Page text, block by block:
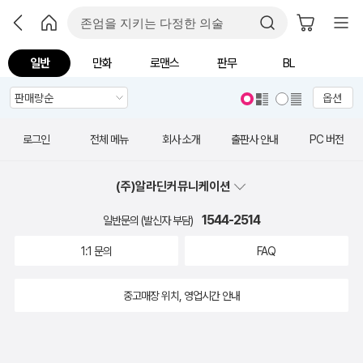
일반 만화 로맨스 판무 BL
옵션
로그인 전체 메뉴 회사 소개 출판사 안내 PC 버전
(주)알라딘커뮤니케이션
일반문의 (발신자 부담) 1544-2514
1:1 문의 FAQ
중고매장 위치, 영업시간 안내